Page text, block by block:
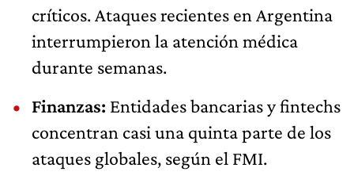
críticos. Ataques recientes en Argentina
interrumpieron la atención médica
durante semanas.
Finanzas: Entidades bancarias y fintechs
concentran casi una quinta parte de los
ataques globales, según el FMI.